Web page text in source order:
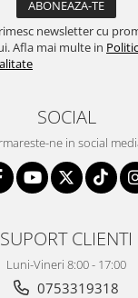
newsletter cu
Afla mai multe in
SOCIAL
ne in social
SUPORT CLIENTI
Luni-Vineri 8:00 - 17:00
0753319318